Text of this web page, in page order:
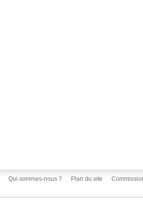
Qui sommes-nous ? Plan du site